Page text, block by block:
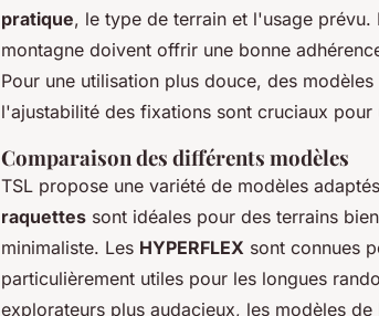
pratique, le type de terrain et l'usage prévu.
montagne doivent offrir une bonne
Pour une utilisation plus douce, des
l'ajustabilité des fixations sont cruciaux pour
Comparaison des différents modèles
TSL propose une variété de modèles
raquettes sont idéales pour des terrains
minimaliste. Les HYPERFLEX sont connues
particulièrement utiles pour les longues
explorateurs plus audacieux, les modèles de